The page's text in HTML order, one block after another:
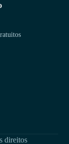
direitos